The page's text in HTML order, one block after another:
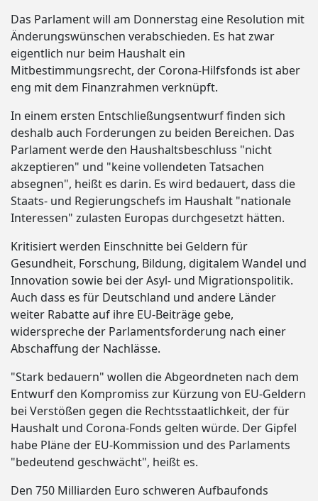
Das Parlament will am Donnerstag eine Resolution mit
Änderungswünschen verabschieden. Es hat zwar
eigentlich nur beim Haushalt ein
Mitbestimmungsrecht, der Corona-Hilfsfonds ist aber
eng mit dem Finanzrahmen verknüpft.
In einem ersten Entschließungsentwurf finden sich
deshalb auch Forderungen zu beiden Bereichen. Das
Parlament werde den Haushaltsbeschluss "nicht
akzeptieren" und "keine vollendeten Tatsachen
absegnen", heißt es darin. Es wird bedauert, dass die
Staats- und Regierungschefs im Haushalt "nationale
Interessen" zulasten Europas durchgesetzt hätten.
Kritisiert werden Einschnitte bei Geldern für
Gesundheit, Forschung, Bildung, digitalem Wandel und
Innovation sowie bei der Asyl- und Migrationspolitik.
Auch dass es für Deutschland und andere Länder
weiter Rabatte auf ihre EU-Beiträge gebe,
widerspreche der Parlamentsforderung nach einer
Abschaffung der Nachlässe.
"Stark bedauern" wollen die Abgeordneten nach dem
Entwurf den Kompromiss zur Kürzung von EU-Geldern
bei Verstößen gegen die Rechtsstaatlichkeit, der für
Haushalt und Corona-Fonds gelten würde. Der Gipfel
habe Pläne der EU-Kommission und des Parlaments
"bedeutend geschwächt", heißt es.
Den 750 Milliarden Euro schweren Aufbaufonds